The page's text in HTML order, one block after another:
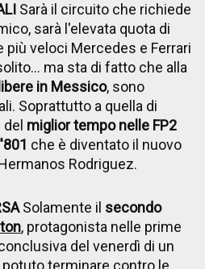
Sarà il circuito che richiede
sarà l'elevata quota di
più veloci Mercedes e Ferrari
ma sta di fatto che alla
in Messico, sono
Soprattutto a quella di
miglior tempo nelle FP2
che è diventato il nuovo
Rodriguez.
Solamente il secondo
, protagonista nelle prime
del venerdì di un